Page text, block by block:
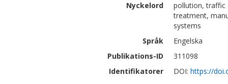
Nyckelord
pollution, traffic
treatment,
systems
Språk
Engelska
Publikations-ID
311098
Identifikatorer
DOI: https://